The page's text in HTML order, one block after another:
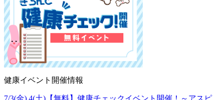
健康イベント開催情報
7/3(金),4(土)【無料】健康チェックイベント開催！～アスピ